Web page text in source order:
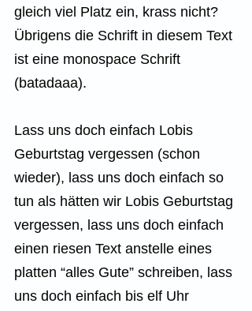
gleich viel Platz ein, krass nicht?
Übrigens die Schrift in diesem Text
ist eine monospace Schrift
(batadaaa).
Lass uns doch einfach Lobis
Geburtstag vergessen (schon
wieder), lass uns doch einfach so
tun als hätten wir Lobis Geburtstag
vergessen, lass uns doch einfach
einen riesen Text anstelle eines
platten “alles Gute” schreiben, lass
uns doch einfach bis elf Uhr